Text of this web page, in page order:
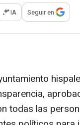
para compartir
IA Seguir en
todas las